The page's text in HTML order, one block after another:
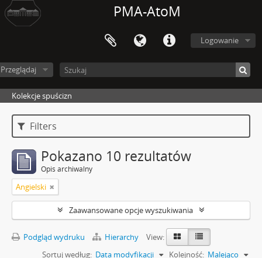
PMA-AtoM
Logowanie
Przeglądaj
Kolekcje spuścizn
Filters
Pokazano 10 rezultatów
Opis archiwalny
Angielski
Zaawansowane opcje wyszukiwania
Podgląd wydruku Hierarchy
View:
Sortuj według: Data modyfikacji Kolejność: Malejąco